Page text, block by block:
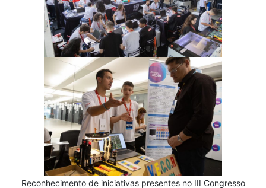
Reconhecimento de iniciativas presentes no III Congresso